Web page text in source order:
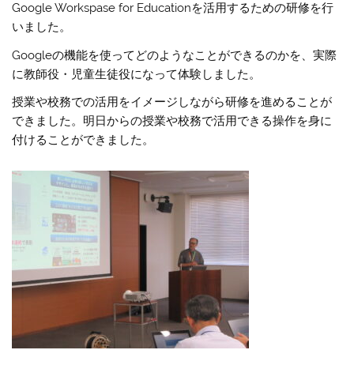
Google Workspase for Educationを活用するための研修を行
いました。
Googleの機能を使ってどのようなことができるのかを、実際
に教師役・児童生徒役になって体験しました。
授業や校務での活用をイメージしながら研修を進めることが
できました。明日からの授業や校務で活用できる操作を身に
付けることができました。